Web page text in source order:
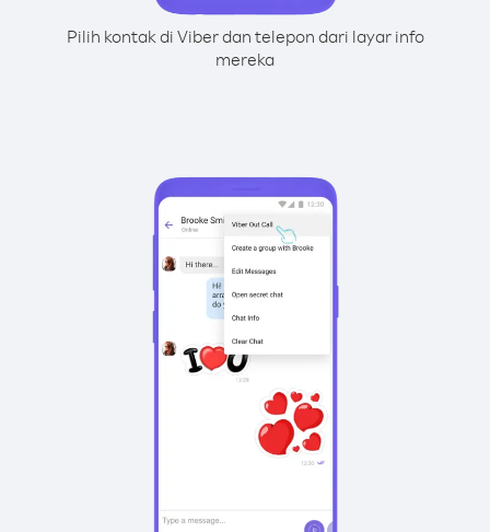
Pilih kontak di Viber dan telepon dari layar info
mereka